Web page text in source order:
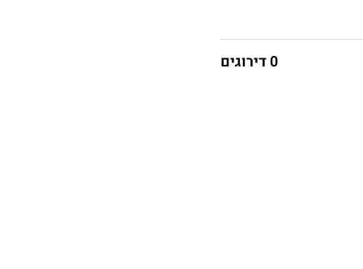
0 דירוגים